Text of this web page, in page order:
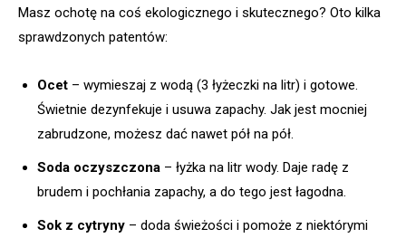
Masz ochotę na coś ekologicznego i skutecznego? Oto kilka
sprawdzonych patentów:
Ocet – wymieszaj z wodą (3 łyżeczki na litr) i gotowe.
Świetnie dezynfekuje i usuwa zapachy. Jak jest mocniej
zabrudzone, możesz dać nawet pół na pół.
Soda oczyszczona – łyżka na litr wody. Daje radę z
brudem i pochłania zapachy, a do tego jest łagodna.
Sok z cytryny – doda świeżości i pomoże z niektórymi